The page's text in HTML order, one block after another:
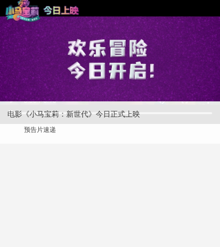
电影《小马宝莉：新世代》今日正式上映
预告片速递